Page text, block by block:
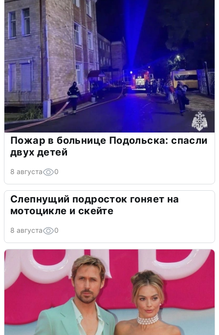
Пожар в больнице Подольска: спасли
двух детей
8 августа 0
Слепнущий подросток гоняет на
мотоцикле и скейте
8 августа 0